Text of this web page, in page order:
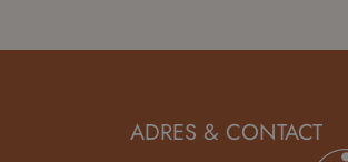
ADRES & CONTACT